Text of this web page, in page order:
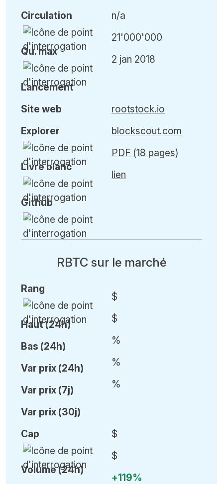
Circulation
Qu.max
Lancement
n/a
21'000'000
2 jan 2018
Site web
Explorer
Livre blanc
Github
rootstock.io
blockscout.com
PDF (18 pages)
lien
RBTC sur le marché
Rang
Haut (24h)
Bas (24h)
Var prix (24h)
Var prix (7j)
Var prix (30j)
$
$
%
%
%
Cap
Volume (24h)
$
$
+119%